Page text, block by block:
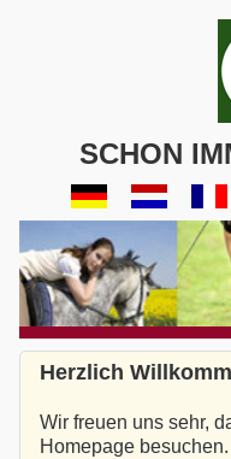
SCHON
Herzlich
Wir freuen uns sehr,
Homepage besuchen.